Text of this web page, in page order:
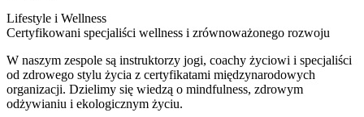
Lifestyle i Wellness
Certyfikowani specjaliści wellness i zrównoważonego rozwoju
W naszym zespole są instruktorzy jogi, coachy życiowi i specjaliści
od zdrowego stylu życia z certyfikatami międzynarodowych
organizacji. Dzielimy się wiedzą o mindfulness, zdrowym
odżywianiu i ekologicznym życiu.